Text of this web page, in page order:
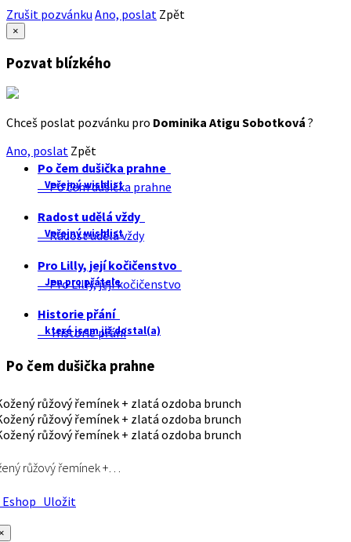
Zrušit pozvánku Ano, poslat Zpět
×
Pozvat blízkého
Chceš poslat pozvánku pro Dominika Atigu Sobotková ?
Ano, poslat Zpět
Po čem dušička prahne
Veřejný wishlist
Po čem dušička prahne
Radost udělá vždy
Veřejný wishlist
Radost udělá vždy
Pro Lilly, její kočičenstvo
Jen pro přátele
Pro Lilly, její kočičenstvo
Historie přání
které jsem již dostal(a)
Historie přání
Po čem dušička prahne
růžový řemínek +…
Uložit